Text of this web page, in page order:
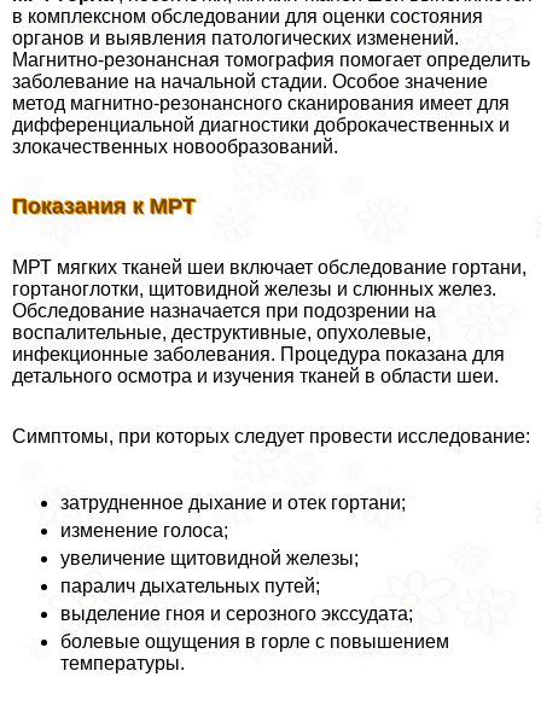
в комплексном обследовании для оценки состояния
органов и выявления патологических изменений.
Магнитно-резонансная томография помогает определить
заболевание на начальной стадии. Особое значение
метод магнитно-резонансного сканирования имеет для
дифференциальной диагностики доброкачественных и
злокачественных новообразований.
Показания к МРТ
МРТ мягких тканей шеи включает обследование гортани,
гортаноглотки, щитовидной железы и слюнных желез.
Обследование назначается при подозрении на
воспалительные, деструктивные, опухолевые,
инфекционные заболевания. Процедypa показана для
детального осмотра и изучения тканей в области шеи.
Симптомы, при которых следует провести исследование:
затрудненное дыхание и отек гортани;
изменение голоса;
увеличение щитовидной железы;
паралич дыхательных путей;
выделение гноя и серозного экссудата;
болевые ощущения в горле с повышением
температуры.